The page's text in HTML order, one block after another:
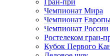
Гран-при
Чемпионат Мира
Чемпионат
Чемпионат России
Ростелеком гран-
Кубок Первого